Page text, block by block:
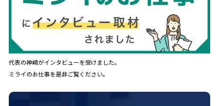
代表の神崎がインタビューを受けました。
ミライのお仕事を是非ご覧ください。